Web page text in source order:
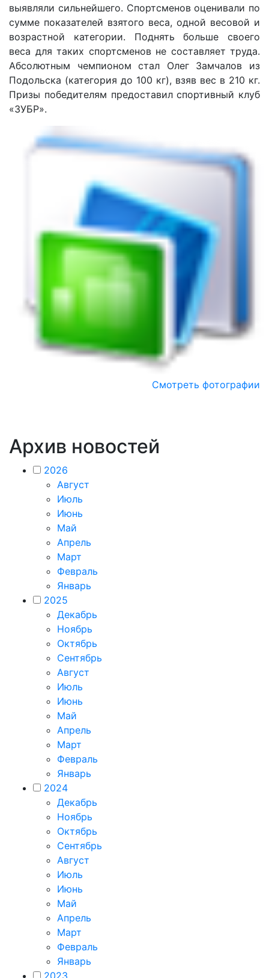
выявляли сильнейшего. Спортсменов оценивали по
сумме показателей взятого веса, одной весовой и
возрастной категории. Поднять больше своего
веса для таких спортсменов не составляет труда.
Абсолютным чемпионом стал Олег Замчалов из
Подольска (категория до 100 кг), взяв вес в 210 кг.
Призы победителям предоставил спортивный клуб
«ЗУБР».
Смотреть фотографии
Архив новостей
2026
Август
Июль
Июнь
Май
Апрель
Март
Февраль
Январь
2025
Декабрь
Ноябрь
Октябрь
Сентябрь
Август
Июль
Июнь
Май
Апрель
Март
Февраль
Январь
2024
Декабрь
Ноябрь
Октябрь
Сентябрь
Август
Июль
Июнь
Май
Апрель
Март
Февраль
Январь
2023